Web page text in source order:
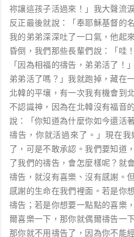
祢讓這孩子活過來！」我大聲流
反正最後就說：「奉耶穌基督的
我的弟弟深深吐了一口氣，他起
昏倒，我們那些長輩們說：「哇
「因為相福的禱告，弟弟活了！
弟弟活了嗎？」我就跑掉，藏在
北韓的平壤，有一次我有機會到
不認識神，因為在北韓沒有福音
說：「你知道為什麼你如今還活
禱告，你就活過來了。」現在
了，可是不敢承認。我們要知道
了我們的禱告，會怎麼樣呢？就
禱告，就沒有喜樂、沒有感謝。
感謝的生命在我們裡面。若是你
禱告；若是你想要一點點的喜樂
爾喜樂一下，那你就偶爾禱告一
那你就不用禱告了，因為你不能